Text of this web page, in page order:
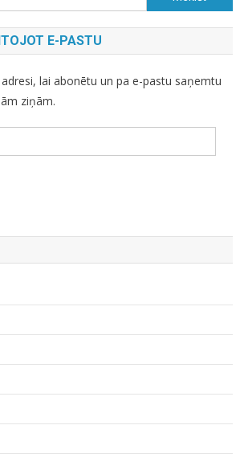
E-PASTU
lai abonētu un pa e-pastu saņemtu
ziņām.